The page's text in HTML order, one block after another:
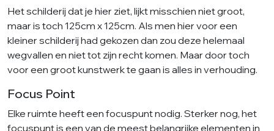
Het schilderij dat je hier ziet, lijkt misschien niet groot,
maar is toch 125cm x 125cm. Als men hier voor een
kleiner schilderij had gekozen dan zou deze helemaal
wegvallen en niet tot zijn recht komen. Maar door toch
voor een groot kunstwerk te gaan is alles in verhouding.
Focus Point
Elke ruimte heeft een focuspunt nodig. Sterker nog, het
focuspunt is een van de meest belangrijke elementen in